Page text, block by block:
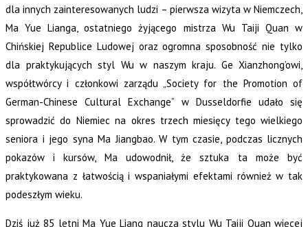
dla innych zainteresowanych ludzi – pierwsza wizyta w Niemczech,
Ma Yue Lianga, ostatniego żyjącego mistrza Wu Taiji Quan w
Chińskiej Republice Ludowej oraz ogromna sposobność nie tylko
dla praktykujących styl Wu w naszym kraju. Ge Xianzhong’owi,
współtwórcy i członkowi zarządu „Society for the Promotion of
German-Chinese Cultural Exchange” w Dusseldorfie udało się
sprowadzić do Niemiec na okres trzech miesięcy tego wielkiego
seniora i jego syna Ma Jiangbao. W tym czasie, podczas licznych
pokazów i kursów, Ma udowodnił, że sztuka ta może być
praktykowana z łatwością i wspaniałymi efektami również w tak
podeszłym wieku.
Dziś już 85 letni Ma Yue Liang naucza stylu Wu Taiji Quan więcej